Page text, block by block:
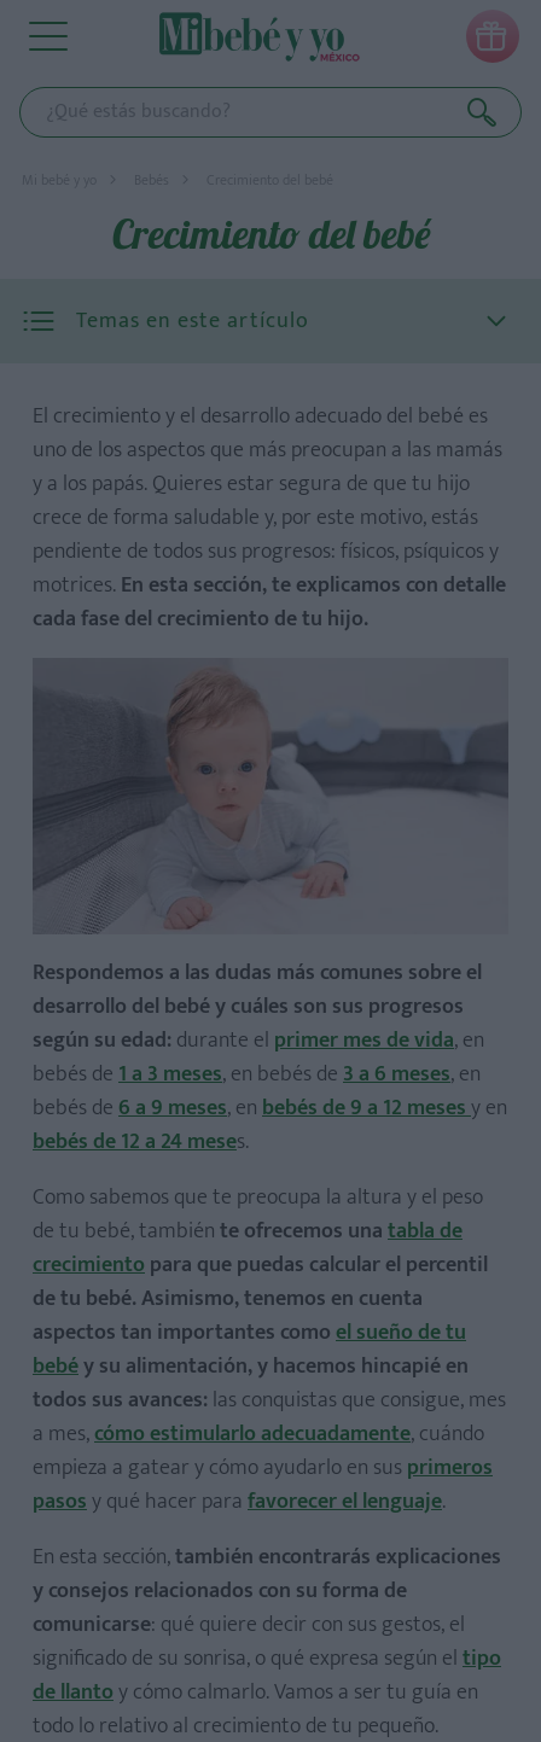

Mi bebé y yo Bebés Crecimiento del bebé
Crecimiento del bebé
Temas en este artículo
El crecimiento y el desarrollo adecuado del bebé es
uno de los aspectos que más preocupan a las mamás
y a los papás. Quieres estar segura de que tu hijo
crece de forma saludable y, por este motivo, estás
pendiente de todos sus progresos: físicos, psíquicos y
motrices. En esta sección, te explicamos con detalle
cada fase del crecimiento de tu hijo.
Respondemos a las dudas más comunes sobre el
desarrollo del bebé y cuáles son sus progresos
según su edad: durante el primer mes de vida, en
bebés de1 a 3 meses, en bebés de3 a 6 meses, en
bebés de6 a 9 meses, enbebés de 9 a 12 mesesy en
bebés de 12 a 24 meses.
Como sabemos que te preocupa la altura y el peso
de tu bebé, tambiénte ofrecemos unatabla de
crecimientopara que puedas calcular el percentil
de tu bebé. Asimismo, tenemos en cuenta
aspectos tan importantes comoel sueño de tu
bebéy su alimentación, y hacemos hincapié en
todos sus avances: las conquistas que consigue, mes
a mes,cómo estimularlo adecuadamente, cuándo
empieza a gatear y cómo ayudarlo en sus primeros
pasosy qué hacer para favorecer el lenguaje.
En esta sección,también encontrarás explicaciones
y consejos relacionados con su forma de
comunicarse: qué quiere decir con sus gestos, el
significado de su sonrisa, o qué expresa según eltipo
de llantoy cómo calmarlo. Vamos a ser tu guía en
todo lo relativo al crecimiento de tu pequeño.